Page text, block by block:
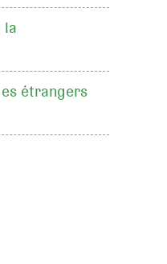
étrangers